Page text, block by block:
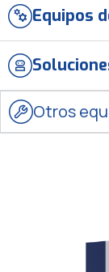
Equipos
Otros